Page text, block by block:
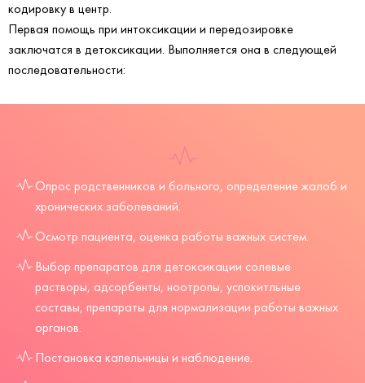
кодировку в центр.
Первая помощь при интоксикации и передозировке
заключатся в детоксикации. Выполняется она в следующей
последовательности:
Опрос родственников и больного, определение жалоб и
хронических заболеваний.
Осмотр пациента, оценка работы важных систем.
Выбор препаратов для детоксикации солевые
растворы, адсорбенты, ноотропы, успокитльные
составы, препараты для нормализации работы важных
органов.
Постановка капельницы и наблюдение.